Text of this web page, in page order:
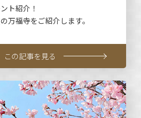
ト紹介！
万福寺をご紹介します。
この記事を見る